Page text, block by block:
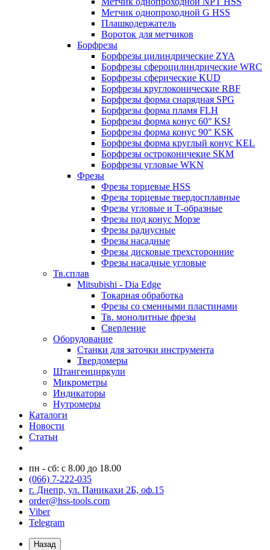
Метчик однопроходной G HSS
Плашкодержатель
Вороток для метчиков
Борфрезы
Борфрезы цилиндрические ZYA
Борфрезы сфероцилиндрические WRC
Борфрезы сферические KUD
Борфрезы круглоконические RBF
Борфрезы форма снарядная SPG
Борфрезы форма пламя FLH
Борфрезы форма конус 60° KSJ
Борфрезы форма конус 90° KSK
Борфрезы форма круглый конус KEL
Борфрезы остроконичекие SKM
Борфрезы угловые WKN
Фрезы
Фрезы торцевые HSS
Фрезы торцевые твердосплавные
Фрезы угловые и Т-образные
Фрезы под конус Морзе
Фрезы радиусные
Фрезы насадные
Фрезы дисковые трехсторонние
Фрезы насадные угловые
Тв.сплав
Mitsubishi - Dia Edge
Токарная обработка
Фрезы со сменными пластинами
Тв. монолитные фрезы
Сверление
Оборудование
Станки для заточки инструмента
Твердомеры
Штангенциркули
Микрометры
Индикаторы
Нутромеры
Каталоги
Новости
Статьи
пн - сб: с 8.00 до 18.00
(066) 7-222-035
г. Днепр, ул. Паникахи 2Б, оф.15
order@hss-tools.com
Viber
Telegram
Назад